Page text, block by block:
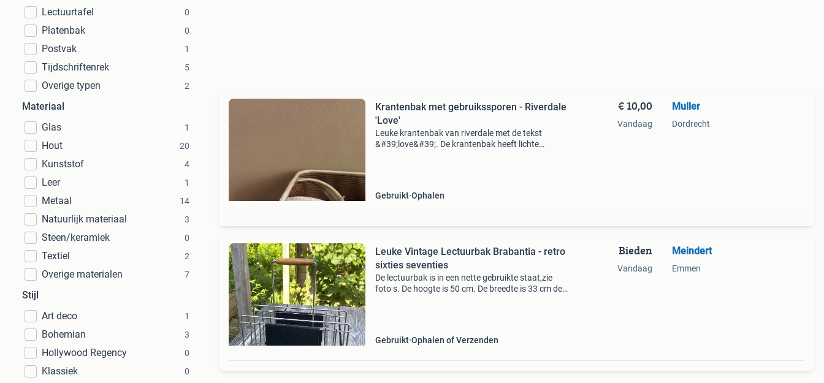
Lectuurtafel 0
Platenbak 0
Postvak 1
Tijdschriftenrek 5
Overige typen 2
Materiaal
Glas
1
Hout 20
Kunststof 4
Leer 1
Metaal 14
Natuurlijk materiaal 3
Steen/keramiek 0
Textiel 2
Overige materialen 7
Stijl
Art deco
1
Bohemian 3
Hollywood Regency 0
Klassiek 0
Krantenbak met gebruikssporen - Riverdale
'Love'
Leuke krantenbak van riverdale met de tekst
&#39;love&#39;. De krantenbak heeft lichte
Gebruikt Ophalen
€ 10,00
Vandaag
Muller
Dordrecht
Leuke Vintage Lectuurbak Brabantia - retro
sixties seventies
De lectuurbak is in een nette gebruikte staat,zie
foto s. De hoogte is 50 cm. De breedte is 33 cm de
Gebruikt Ophalen of Verzenden
Bieden
Vandaag
Meindert
Emmen